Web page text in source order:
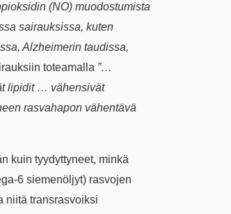
(NO) muodostumista
sairauksissa, kuten
Alzheimerin taudissa,
toteamalla ”…
lipidit … vähensivät
rasvahapon vähentävä
kuin tyydyttyneet, minkä
6 siemenöljyt) rasvojen
niitä transrasvoiksi